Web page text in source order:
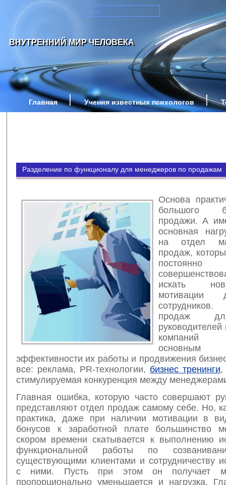
ВНУТРЕННИЙ МИР ЧЕЛОВЕКА
Главная Учения известных психологов
Разделение по функционалу для менеджеров по продажам
Основа
большого
продажи. А
основная
на отдел
продаж,
постоянно
искать
мотивации
продаж
компаний
основным
эффективности их работы и продвижения
все: реклама, PR-технологии, бизнес тренинги,
стимулируемая конкуренция между
Главная ошибка, которую часто совершают
представляют отдел продаж самому себе. Но,
практика, даже при наличии мотивации в
бонусов к заработной плате большинство
скором времени скатывается к выполнению
функциональной работы по
существующими клиентами и сотрудничеству
с ними. Пусть при этом он получает
пропорционально уменьшается и нагрузка.